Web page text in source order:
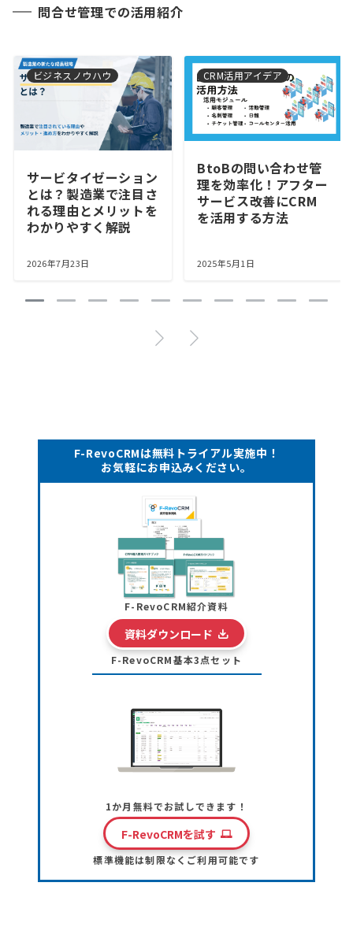
問合せ管理での活用紹介
ビジネスノウハウ
サービタイゼーション
とは？製造業で注目さ
れる理由とメリットを
わかりやすく解説
2026年7月23日
CRM活用アイデア
BtoBの問い合わせ管
理を効率化！アフター
サービス改善にCRM
を活用する方法
2025年5月1日
F-RevoCRMは無料トライアル実施中！
お気軽にお申込みください。
F-RevoCRM紹介資料
資料ダウンロード
F-RevoCRM基本3点セット
1か月無料でお試しできます！
F-RevoCRMを試す
標準機能は制限なくご利用可能です